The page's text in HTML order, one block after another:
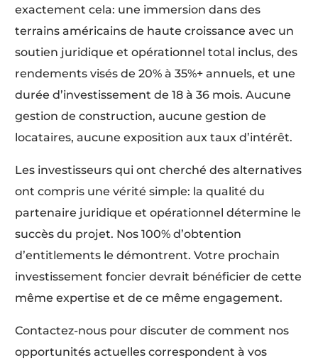
exactement cela: une immersion dans des
terrains américains de haute croissance avec un
soutien juridique et opérationnel total inclus, des
rendements visés de 20% à 35%+ annuels, et une
durée d’investissement de 18 à 36 mois. Aucune
gestion de construction, aucune gestion de
locataires, aucune exposition aux taux d’intérêt.
Les investisseurs qui ont cherché des alternatives
ont compris une vérité simple: la qualité du
partenaire juridique et opérationnel détermine le
succès du projet. Nos 100% d’obtention
d’entitlements le démontrent. Votre prochain
investissement foncier devrait bénéficier de cette
même expertise et de ce même engagement.
Contactez-nous pour discuter de comment nos
opportunités actuelles correspondent à vos